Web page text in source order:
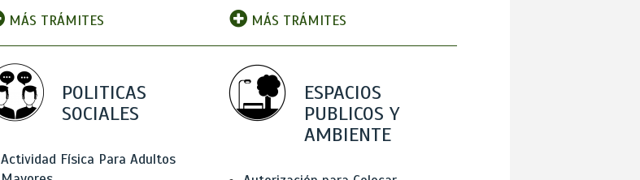
MÁS TRÁMITES
MÁS TRÁMITES
POLITICAS
SOCIALES
Actividad Física Para Adultos
ESPACIOS
PUBLICOS Y
AMBIENTE